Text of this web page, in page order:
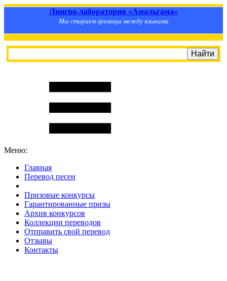
Лингво-лаборатория «Амальгама»
Мы стираем границы между языками
Меню:
Главная
Перевод песен
Призовые конкурсы
Гарантированные призы
Архив конкурсов
Коллекции переводов
Отправить свой перевод
Отзывы
Контакты